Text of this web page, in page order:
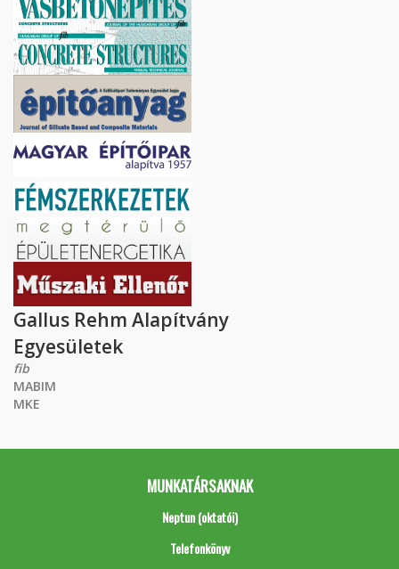
Gallus Rehm Alapítvány
Egyesületek
fib
MABIM
MKE
MUNKATÁRSAKNAK
Neptun (oktatói)
Telefonkönyv